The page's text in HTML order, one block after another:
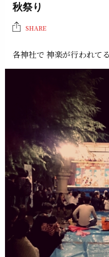
秋祭り
SHARE
各神社で 神楽が行われて